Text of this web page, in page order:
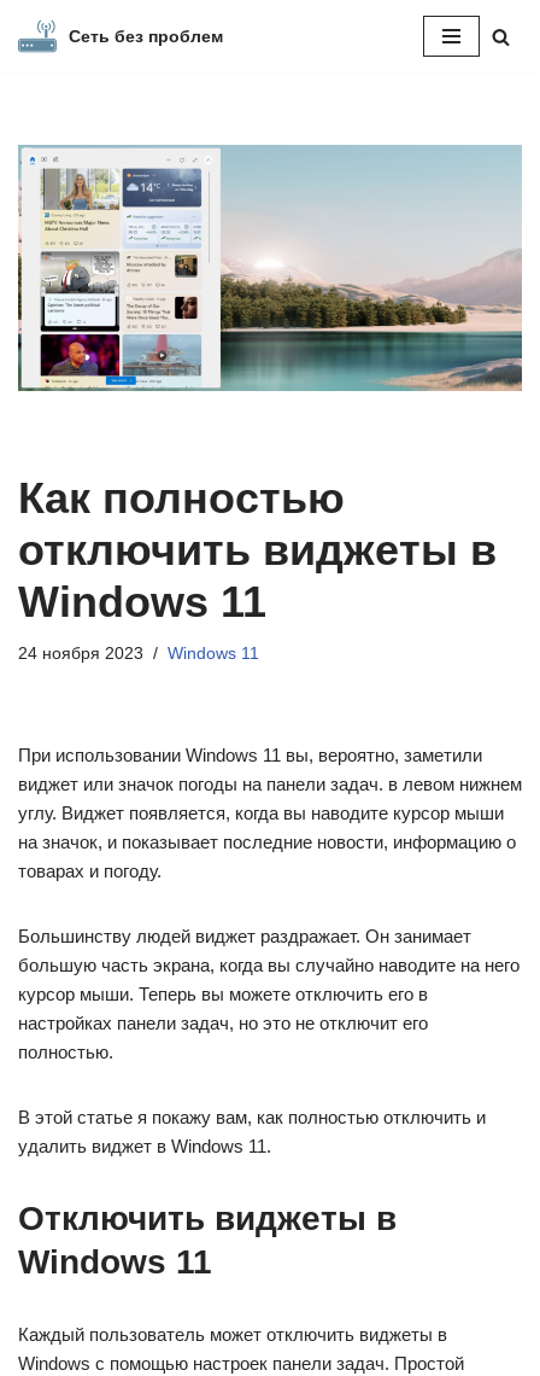
Сеть без проблем
Как полностью
отключить виджеты в
Windows 11
24 ноября 2023 Windows 11
При использовании Windows 11 вы, вероятно, заметили
виджет или значок погоды на панели задач. в левом нижнем
углу. Виджет появляется, когда вы наводите курсор мыши
на значок, и показывает последние новости, информацию о
товарах и погоду.
Большинству людей виджет раздражает. Он занимает
большую часть экрана, когда вы случайно наводите на него
курсор мыши. Теперь вы можете отключить его в
настройках панели задач, но это не отключит его
полностью.
В этой статье я покажу вам, как полностью отключить и
удалить виджет в Windows 11.
Отключить виджеты в
Windows 11
Каждый пользователь может отключить виджеты в
Windows с помощью настроек панели задач. Простой